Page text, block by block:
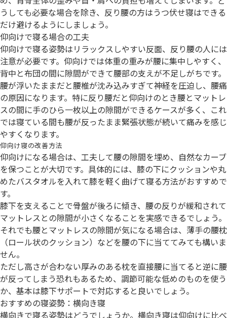
うしても必要な場合を除き、反り腰の方はうつ伏せ寝はできる
だけ避けるようにしましょう。
仰向けで寝る場合の工夫
仰向けで寝る姿勢はリラックスしやすい反面、反り腰の人には
注意が必要です。仰向けでは体重の重みが腰に集中しやすく、
背中と布団の間に隙間ができて腰部の支えが不足しがちです。
腰が浮いたままだと腰椎が沈み込みすぎて神経を圧迫し、腰痛
の原因になります。特に反り腰だと仰向けのとき腰とマットレ
スの間に手のひら一枚以上の隙間ができるケースが多く、これ
では寝ている間も腰が反ったまま緊張状態が続いて痛みを感じ
やすくなります。
仰向け寝の改善方法
仰向けになる場合は、工夫して腰の隙間を埋め、自然なカーブ
を保つことが大切です。具体的には、膝の下にクッションや丸
めたバスタオルを入れて膝を軽く曲げて寝る方法がおすすめで
す。
膝下を支えることで骨盤が後ろに傾き、腰の反りが緩和されて
マットレスとの隙間が小さくなることを実感できるでしょう。
それでも腰とマットレスの隙間が気になる場合は、薄手の腰枕
（ロール状のクッション）などを腰の下に当ててみても構いま
せん。
ただし高さが合わない厚みのある枕を直接腰に当てると逆に腰
が反ってしまう恐れもあるため、調節可能な低めのものを使う
か、基本は膝下サポートで対応すると良いでしょう。
おすすめの寝姿勢：横向き寝
横向きで寝る姿勢はどうでしょうか。横向き寝は仰向けに比べ